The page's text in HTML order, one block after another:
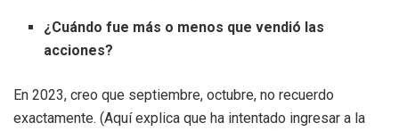
¿Cuándo fue más o menos que vendió las
acciones?
En 2023, creo que septiembre, octubre, no recuerdo
exactamente. (Aquí explica que ha intentado ingresar a la